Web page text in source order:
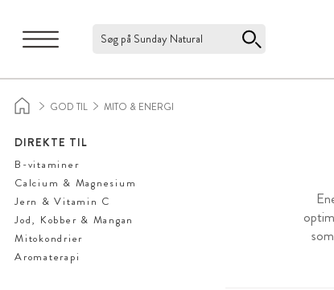
Søg på Sunday Natural
GOD TIL MITO & ENERGI
DIREKTE TIL
B-vitaminer
Calcium & Magnesium
Jern & Vitamin C
Jod, Kobber & Mangan
Mitokondrier
Aromaterapi